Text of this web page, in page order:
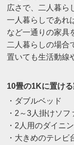
広さで、二人暮ら
一人暮らしであれ
など一通りの家具
二人暮らしの場合
置いても生活動線
10畳の1Kに置け
・ダブルベッド
・2～3人掛けソフ
・2人用のダイニ
・大きめのテレビ